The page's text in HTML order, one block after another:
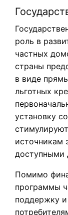
роль в
частных
страны
в виде
льготных
установку
источникам
доступными
Помимо
программы
поддержку